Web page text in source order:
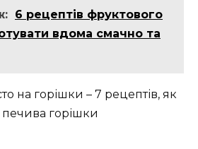
6 рецептів фруктового
вдома смачно та
на горішки – 7 рецептів, як
печива горішки